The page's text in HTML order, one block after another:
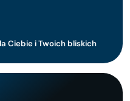
Ciebie i Twoich bliskich